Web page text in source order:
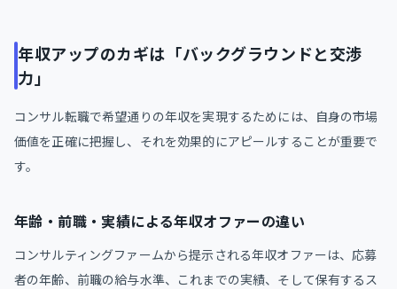
年収アップのカギは「バックグラウンドと交渉
力」
コンサル転職で希望通りの年収を実現するためには、自身の市場
価値を正確に把握し、それを効果的にアピールすることが重要で
す。
年齢・前職・実績による年収オファーの違い
コンサルティングファームから提示される年収オファーは、応募
者の年齢、前職の給与水準、これまでの実績、そして保有するス